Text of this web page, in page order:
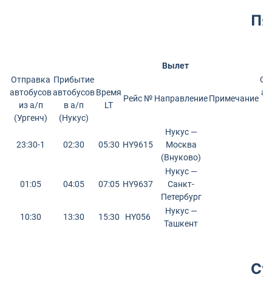
Вылет
Отправка
автобусов
из а/п
(Ургенч)
Прибытие
автобусов
в а/п
(Нукус)
Время
LT
Рейс № НаправлениеПримечание
23:30-1 02:30 05:30 HY9615
Нукус —
Москва
(Внуково)
01:05 04:05 07:05 HY9637
Нукус —
Санкт-
Петербург
10:30 13:30 15:30 HY056
Нукус —
Ташкент